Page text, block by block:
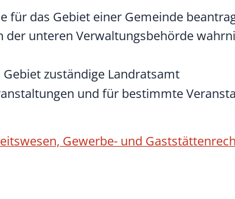
für das Gebiet einer Gemeinde
der unteren Verwaltungsbehörde
zuständige Landratsamt
und für bestimmte
Gewerbe- und